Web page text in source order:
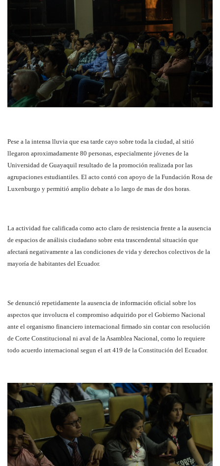
Pese a la intensa lluvia que esa tarde cayo sobre toda la ciudad, al sitió
llegaron aproximadamente 80 personas, especialmente jóvenes de la
Universidad de Guayaquil resultado de la promoción realizada por las
agrupaciones estudiantiles. El acto contó con apoyo de la Fundación Rosa de
Luxenburgo y permitió amplio debate a lo largo de mas de dos horas.
La actividad fue calificada como acto claro de resistencia frente a la ausencia
de espacios de análisis ciudadano sobre esta trascendental situación que
afectará negativamente a las condiciones de vida y derechos colectivos de la
mayoría de habitantes del Ecuador.
Se denunció repetidamente la ausencia de información oficial sobre los
aspectos que involucra el compromiso adquirido por el Gobierno Nacional
ante el organismo financiero internacional firmado sin contar con resolución
de Corte Constitucional ni aval de la Asamblea Nacional, como lo requiere
todo acuerdo internacional segun el art 419 de la Constitución del Ecuador.